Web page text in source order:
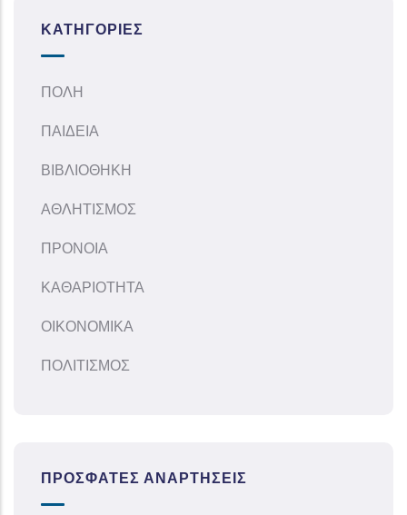
ΚΑΤΗΓΟΡΊΕΣ
ΠΟΛΗ
ΠΑΙΔΕΙΑ
ΒΙΒΛΙΟΘΗΚΗ
ΑΘΛΗΤΙΣΜΟΣ
ΠΡΟΝΟΙΑ
ΚΑΘΑΡΙΟΤΗΤΑ
ΟΙΚΟΝΟΜΙΚΑ
ΠΟΛΙΤΙΣΜΟΣ
ΠΡΌΣΦΑΤΕΣ ΑΝΑΡΤΉΣΕΙΣ